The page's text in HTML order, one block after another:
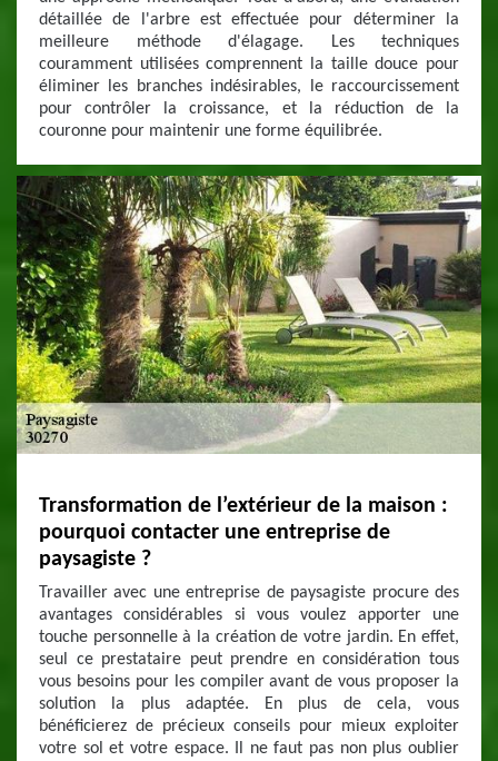
détaillée de l'arbre est effectuée pour déterminer la
meilleure méthode d'élagage. Les techniques
couramment utilisées comprennent la taille douce pour
éliminer les branches indésirables, le raccourcissement
pour contrôler la croissance, et la réduction de la
couronne pour maintenir une forme équilibrée.
Transformation de l’extérieur de la maison :
pourquoi contacter une entreprise de
paysagiste ?
Travailler avec une entreprise de paysagiste procure des
avantages considérables si vous voulez apporter une
touche personnelle à la création de votre jardin. En effet,
seul ce prestataire peut prendre en considération tous
vous besoins pour les compiler avant de vous proposer la
solution la plus adaptée. En plus de cela, vous
bénéficierez de précieux conseils pour mieux exploiter
votre sol et votre espace. Il ne faut pas non plus oublier